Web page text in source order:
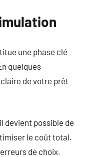
une phase clé
quelques
de votre prêt
devient possible de
le coût total.
de choix.